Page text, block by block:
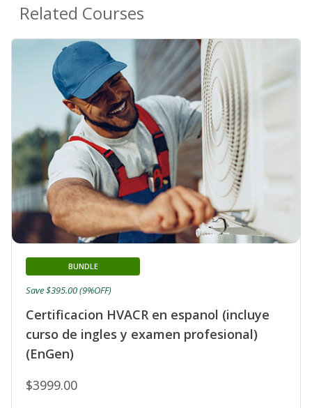
Related Courses
Certificacion HVACR en espanol (incluye
curso de ingles y examen profesional)
(EnGen)
BUNDLE
$3999.00
Save $395.00 (9%OFF)